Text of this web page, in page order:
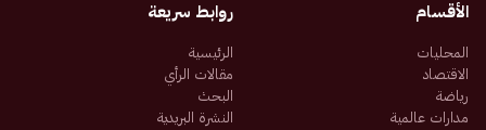
الأقسام
المحليات
الاقتصاد
رياضة
مدارات عالمية
روابط سريعة
الرئيسية
مقالات الرأي
البحث
النشرة البريدية